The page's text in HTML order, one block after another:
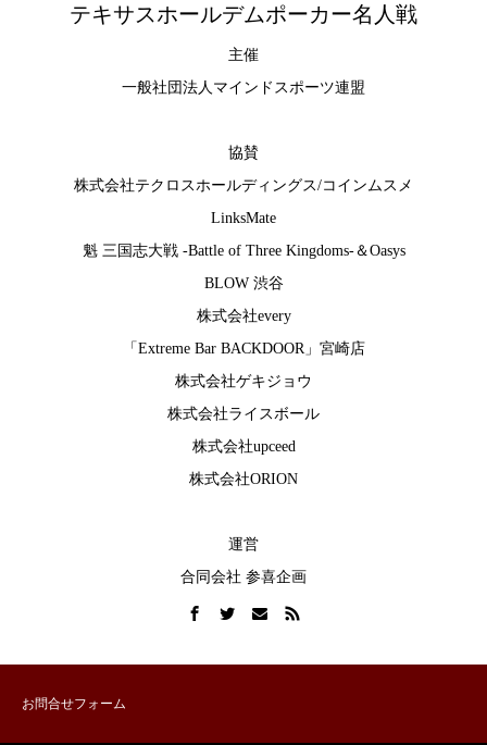
テキサスホールデムポーカー名人戦
主催
一般社団法人マインドスポーツ連盟
協賛
株式会社テクロスホールディングス/コインムスメ
LinksMate
魁 三国志大戦 -Battle of Three Kingdoms-＆Oasys
BLOW 渋谷
株式会社every
「Extreme Bar BACKDOOR」宮崎店
株式会社ゲキジョウ
株式会社ライスボール
株式会社upceed
株式会社ORION
運営
合同会社 参喜企画
お問合せフォーム